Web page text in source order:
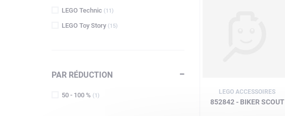
LEGO Technic (11)
LEGO Toy Story (15)
PAR RÉDUCTION
50 - 100 % (1)
LEGO ACCESSOIRES
852842 - BIKER SCOUT